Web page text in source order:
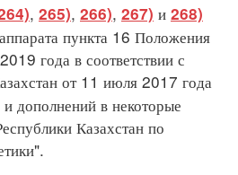
, 265), 266), 267) и 268)
пункта 16 Положения
года в соответствии с
от 11 июля 2017 года
дополнений в некоторые
Казахстан по